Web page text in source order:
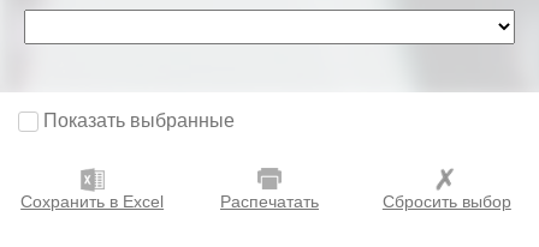
Показать выбранные
Сохранить в Excel Распечатать Сбросить выбор